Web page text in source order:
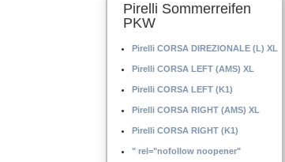
Pirelli Sommerreifen
PKW
Pirelli CORSA DIREZIONALE (L) XL
Pirelli CORSA LEFT (AMS) XL
Pirelli CORSA LEFT (K1)
Pirelli CORSA RIGHT (AMS) XL
Pirelli CORSA RIGHT (K1)
" rel="nofollow noopener"